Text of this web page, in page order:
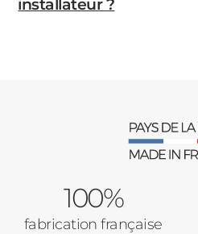
installateur ?
100%
fabrication française